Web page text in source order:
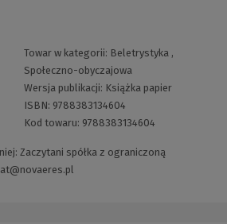
Towar w kategorii: Beletrystyka,
Społeczno-obyczajowa
Wersja publikacji: Książka papier
ISBN: 9788383134604
Kod towaru: 9788383134604
Zaczytani spółka z ograniczoną